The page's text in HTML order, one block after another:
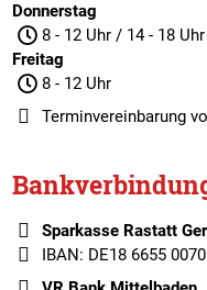
Donnerstag
8 - 12 Uhr / 14 - 18 Uhr
Freitag
8 - 12 Uhr
Terminvereinbarung
Sparkasse Rastatt
IBAN: DE18 6655